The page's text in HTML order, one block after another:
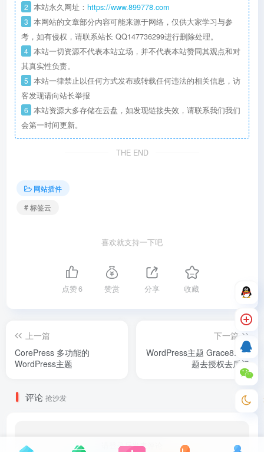
2 本站永久网址： https://www.899778.com
3 本网站的文章部分内容可能来源于网络，仅供大家学习与参
考，如有侵权，请联系站长 QQ147736299进行删除处理。
4 本站一切资源不代表本站立场，并不代表本站赞同其观点和对
其真实性负责。
5 本站一律禁止以任何方式发布或转载任何违法的相关信息，访
客发现请向站长举报
6 本站资源大多存储在云盘，如发现链接失效，请联系我们我们
会第一时间更新。
THE END
网站插件
# 标签云
喜欢就支持一下吧
点赞6 赞赏 分享 收藏
上一篇
CorePress 多功能的
WordPress主题
下一篇
WordPress主题 Grace8.2主
题去授权去后门
评论 抢沙发
请登录后发表评论